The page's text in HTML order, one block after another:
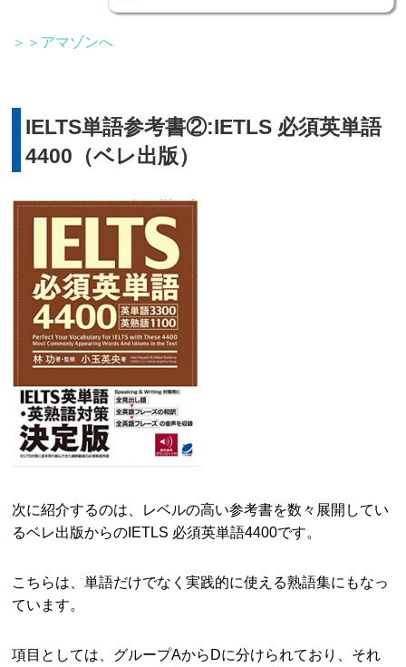
＞＞アマゾンへ
IELTS単語参考書②:IETLS 必須英単語
4400（ベレ出版）
次に紹介するのは、レベルの高い参考書を数々展開してい
るベレ出版からのIETLS 必須英単語4400です。
こちらは、単語だけでなく実践的に使える熟語集にもなっ
ています。
項目としては、グループAからDに分けられており、それ